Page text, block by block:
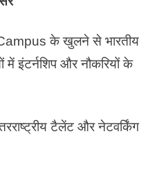
के खुलने से भारतीय
में इंटर्नशिप और नौकरियों के
टैलेंट और नेटवर्किंग